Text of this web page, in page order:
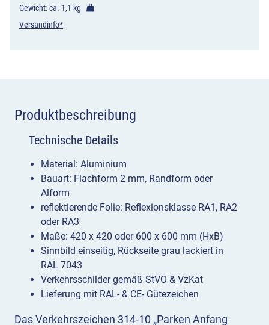
Gewicht: ca. 1,1 kg
Versandinfo*
Produktbeschreibung
Das Verkehrszeichen 314-10 „Parken Anfang
Technische Details
Material: Aluminium
Bauart: Flachform 2 mm, Randform oder
Alform
reflektierende Folie: Reflexionsklasse RA1, RA2
oder RA3
Maße: 420 x 420 oder 600 x 600 mm (HxB)
Sinnbild einseitig, Rückseite grau lackiert in
RAL 7043
Verkehrsschilder gemäß StVO & VzKat
Lieferung mit RAL- & CE- Gütezeichen